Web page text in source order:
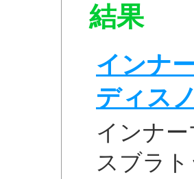
結果
インナ
ディス
インナ
スブラ